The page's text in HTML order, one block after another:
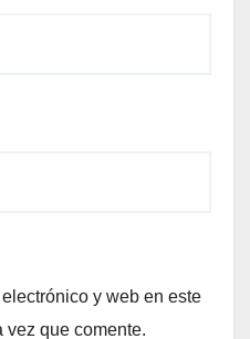
y web en este
vez que comente.